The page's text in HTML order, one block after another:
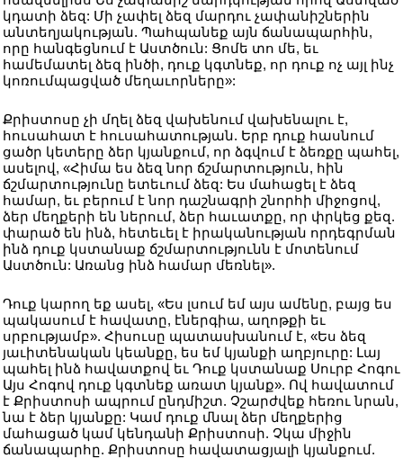
կդատի ձեզ: Մի չափել ձեզ մարդու չափանիշներին
անտեղյակության. Պահպանեք այն ճանապարհին,
որը հանգեցնում է Աստծուն: Ցոմե տո մե, եւ
համեմատել ձեզ ինծի, դուք կգտնեք, որ դուք ոչ այլ ինչ
կոռումպացված մեղաւորները»:
Քրիստոսը չի մղել ձեզ վախենում վախենալու է,
հուսահատ է հուսահատության. Երբ դուք հասնում
ցածր կետերը ձեր կյանքում, որ ձգվում է ձեռքը պահել,
ասելով, «Հիմա ես ձեզ նոր ճշմարտություն, հին
ճշմարտությունը ետեւում ձեզ: Ես մահացել է ձեզ
համար, եւ բերում է նոր դաշնագրի շնորհի միջոցով,
ձեր մեղքերի են ներում, ձեր հաւատքը, որ փրկեց քեզ.
փարած են ինձ, հետեւել է իրականության որդեգրման
ինձ դուք կստանաք ճշմարտությունն է մոտենում
Աստծուն: Առանց ինձ համար մեռնել».
Դուք կարող եք ասել, «Ես լսում եմ այս ամենը, բայց ես
պակասում է հավատը, էներգիա, աղոթքի եւ
սրբությամբ». Հիսուսը պատասխանում է, «Ես ձեզ
յաւիտենական կեանքը, ես եմ կյանքի աղբյուրը: Լայ
պահել ինձ հավատքով եւ Դուք կստանաք Սուրբ Հոգու
Այս Հոգով դուք կգտնեք առատ կյանք». Ով հավատում
է Քրիստոսի ապրում ընդմիշտ. Չշարժվեք հեռու նրան,
նա է ձեր կյանքը: Կամ դուք մնալ ձեր մեղքերից
մահացած կամ կենդանի Քրիստոսի. Չկա միջին
ճանապարհը. Քրիստոսը հավատացյալի կյանքում.